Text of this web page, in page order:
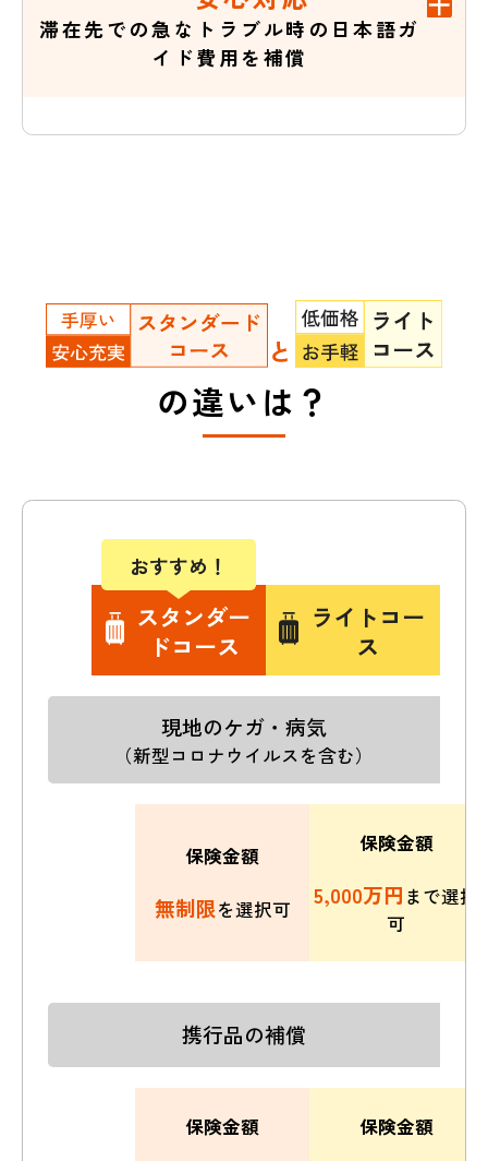
滞在先での急なトラブル時の日本語ガ
イド費用を補償
と
の違いは？
スタンダー
ドコース
おすすめ！
ライトコー
ス
現地のケガ・病気
（新型コロナウイルスを含む）
保険金額
無制限を選択可
保険金額
5,000万円 まで選択
可
携行品の補償
保険金額 保険金額